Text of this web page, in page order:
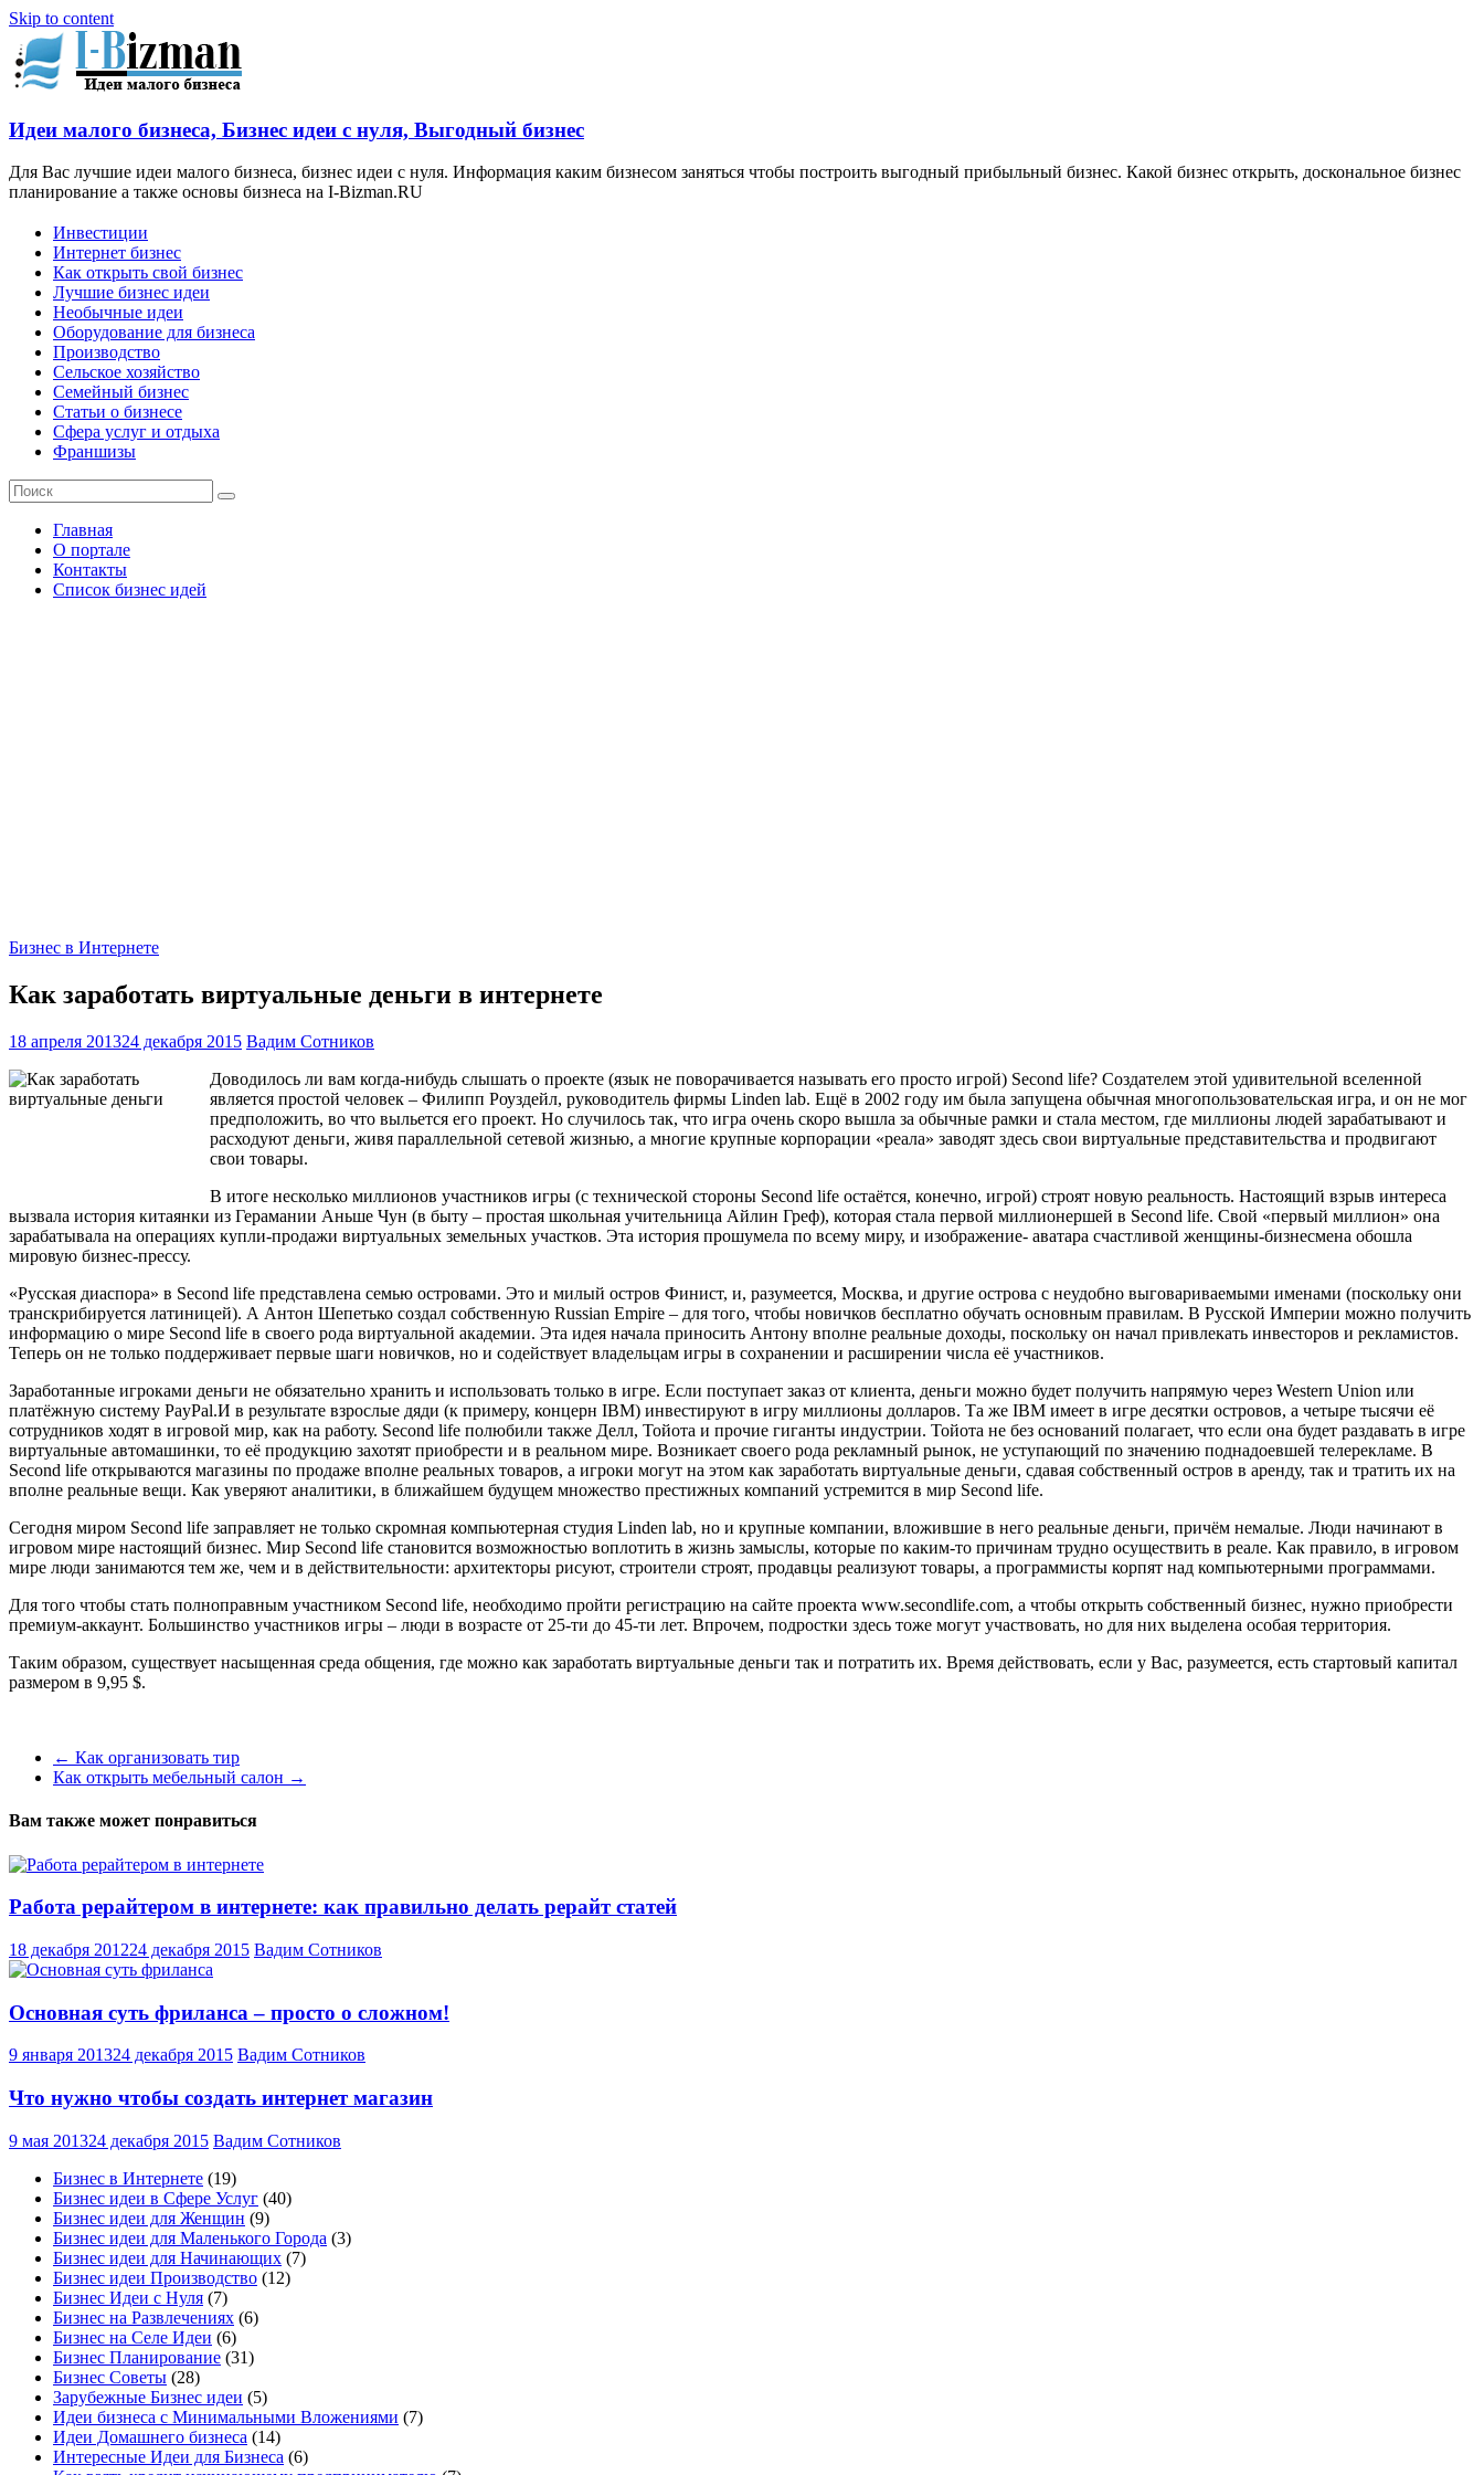
Skip to content
Идеи малого бизнеса, Бизнес идеи с нуля, Выгодный бизнес
Для Вас лучшие идеи малого бизнеса, бизнес идеи с нуля. Информация каким бизнесом заняться чтобы построить выгодный прибыльный бизнес. Какой бизнес открыть, доскональное бизнес
планирование а также основы бизнеса на I-Bizman.RU
Инвестиции
Интернет бизнес
Как открыть свой бизнес
Лучшие бизнес идеи
Необычные идеи
Оборудование для бизнеса
Производство
Сельское хозяйство
Семейный бизнес
Статьи о бизнесе
Сфера услуг и отдыха
Франшизы
Главная
О портале
Контакты
Список бизнес идей
Бизнес в Интернете
Как заработать виртуальные деньги в интернете
18 апреля 201324 декабря 2015 Вадим Сотников
Доводилось ли вам когда-нибудь слышать о проекте (язык не поворачивается называть его просто игрой) Second life? Создателем этой удивительной вселенной
является простой человек – Филипп Роуздейл, руководитель фирмы Linden lab. Ещё в 2002 году им была запущена обычная многопользовательская игра, и он не мог
предположить, во что выльется его проект. Но случилось так, что игра очень скоро вышла за обычные рамки и стала местом, где миллионы людей зарабатывают и
расходуют деньги, живя параллельной сетевой жизнью, а многие крупные корпорации «реала» заводят здесь свои виртуальные представительства и продвигают
свои товары.
В итоге несколько миллионов участников игры (с технической стороны Second life остаётся, конечно, игрой) строят новую реальность. Настоящий взрыв интереса
вызвала история китаянки из Герамании Аньше Чун (в быту – простая школьная учительница Айлин Греф), которая стала первой миллионершей в Second life. Свой «первый миллион» она
зарабатывала на операциях купли-продажи виртуальных земельных участков. Эта история прошумела по всему миру, и изображение- аватара счастливой женщины-бизнесмена обошла
мировую бизнес-прессу.
«Русская диаспора» в Second life представлена семью островами. Это и милый остров Финист, и, разумеется, Москва, и другие острова с неудобно выговариваемыми именами (поскольку они
транскрибируется латиницей). А Антон Шепетько создал собственную Russian Empire – для того, чтобы новичков бесплатно обучать основным правилам. В Русской Империи можно получить
информацию о мире Second life в своего рода виртуальной академии. Эта идея начала приносить Антону вполне реальные доходы, поскольку он начал привлекать инвесторов и рекламистов.
Теперь он не только поддерживает первые шаги новичков, но и содействует владельцам игры в сохранении и расширении числа её участников.
Заработанные игроками деньги не обязательно хранить и использовать только в игре. Если поступает заказ от клиента, деньги можно будет получить напрямую через Western Union или
платёжную систему PayPal.И в результате взрослые дяди (к примеру, концерн IBM) инвестируют в игру миллионы долларов. Та же IBM имеет в игре десятки островов, а четыре тысячи её
сотрудников ходят в игровой мир, как на работу. Second life полюбили также Делл, Тойота и прочие гиганты индустрии. Тойота не без оснований полагает, что если она будет раздавать в игре
виртуальные автомашинки, то её продукцию захотят приобрести и в реальном мире. Возникает своего рода рекламный рынок, не уступающий по значению поднадоевшей телерекламе. В
Second life открываются магазины по продаже вполне реальных товаров, а игроки могут на этом как заработать виртуальные деньги, сдавая собственный остров в аренду, так и тратить их на
вполне реальные вещи. Как уверяют аналитики, в ближайшем будущем множество престижных компаний устремится в мир Second life.
Сегодня миром Second life заправляет не только скромная компьютерная студия Linden lab, но и крупные компании, вложившие в него реальные деньги, причём немалые. Люди начинают в
игровом мире настоящий бизнес. Мир Second life становится возможностью воплотить в жизнь замыслы, которые по каким-то причинам трудно осуществить в реале. Как правило, в игровом
мире люди занимаются тем же, чем и в действительности: архитекторы рисуют, строители строят, продавцы реализуют товары, а программисты корпят над компьютерными программами.
Для того чтобы стать полноправным участником Second life, необходимо пройти регистрацию на сайте проекта www.secondlife.com, а чтобы открыть собственный бизнес, нужно приобрести
премиум-аккаунт. Большинство участников игры – люди в возрасте от 25-ти до 45-ти лет. Впрочем, подростки здесь тоже могут участвовать, но для них выделена особая территория.
Таким образом, существует насыщенная среда общения, где можно как заработать виртуальные деньги так и потратить их. Время действовать, если у Вас, разумеется, есть стартовый капитал
размером в 9,95 $.
← Как организовать тир
Как открыть мебельный салон →
Вам также может понравиться
Работа рерайтером в интернете: как правильно делать рерайт статей
18 декабря 201224 декабря 2015 Вадим Сотников
Основная суть фриланса – просто о сложном!
9 января 201324 декабря 2015 Вадим Сотников
Что нужно чтобы создать интернет магазин
9 мая 201324 декабря 2015 Вадим Сотников
Бизнес в Интернете (19)
Бизнес идеи в Сфере Услуг (40)
Бизнес идеи для Женщин (9)
Бизнес идеи для Маленького Города (3)
Бизнес идеи для Начинающих (7)
Бизнес идеи Производство (12)
Бизнес Идеи с Нуля (7)
Бизнес на Развлечениях (6)
Бизнес на Селе Идеи (6)
Бизнес Планирование (31)
Бизнес Советы (28)
Зарубежные Бизнес идеи (5)
Идеи бизнеса с Минимальными Вложениями (7)
Идеи Домашнего бизнеса (14)
Интересные Идеи для Бизнеса (6)